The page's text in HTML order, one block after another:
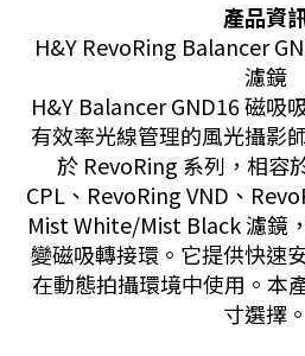
產品資
H&Y RevoRing Balancer
濾鏡
H&Y Balancer GND16 磁吸
有效率光線管理的風光攝影
於 RevoRing 系列，相容
CPL、RevoRing VND、
Mist White/Mist Black 濾鏡
變磁吸轉接環。它提供快速
在動態拍攝環境中使用。本
寸選擇。